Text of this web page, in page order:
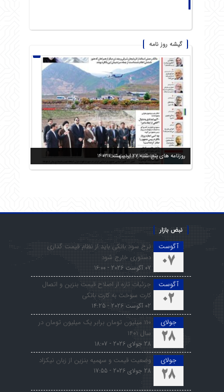
گیشه روز نامه
روزنامه های دوشنبه 31 اردیبهشت 1403
روزنامه های یکشنبه 30 اردیبهشت 1403
روزنامه های شنبه 29 اردیبهشت 1403
روزنامه های پنج شنبه 27 اردیبهشت 1403
نبض بازار
آگوست
07
نرخ سود بانکی باید از نظام قیمت گذاری
دستوری خارج شود
07 آگوست 2026 - 16:00
آگوست
02
جزئیات تازه از اصلاح قیمت بنزین و اتصال
کارت سوخت به کارت بانکی
02 آگوست 2026 - 14:25
جولای
28
۱۱۰ میلیون تومان برابر یک میلیون تومان در
سال ۱۴۰۱
28 جولای 2026 - 18:07
جولای
28
وضعیت قیمت و سهمیه بنزین از زبان نیکزاد
28 جولای 2026 - 17:55